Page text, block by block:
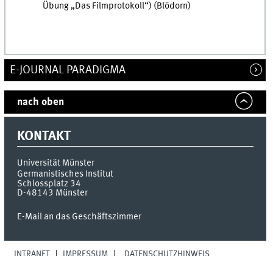
Übung „Das Filmprotokoll“) (Blödorn)
E-JOURNAL PARADIGMA
nach oben
KONTAKT
Universität Münster
Germanistisches Institut
Schlossplatz 34
D-48143 Münster
E-Mail an das Geschäftszimmer
INTRANET IMPRESSUM DATENSCHUTZHINWEIS